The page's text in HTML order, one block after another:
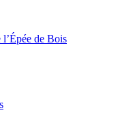
de Bois